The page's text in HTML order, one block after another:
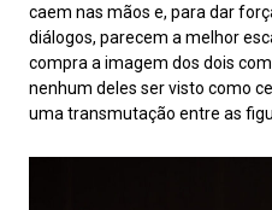
caem nas mãos e, para dar
diálogos, parecem a melhor
compra a imagem dos dois
nenhum deles ser visto como
uma transmutação entre as